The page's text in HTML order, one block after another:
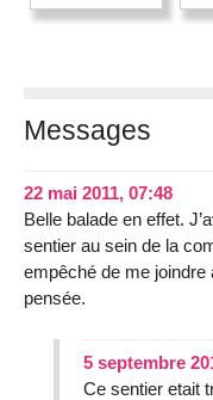
Messages
22 mai 2011, 07:48
Belle balade en effet.
sentier au sein de la
empêché de me joindre
pensée.
5 septembre
Ce sentier etait